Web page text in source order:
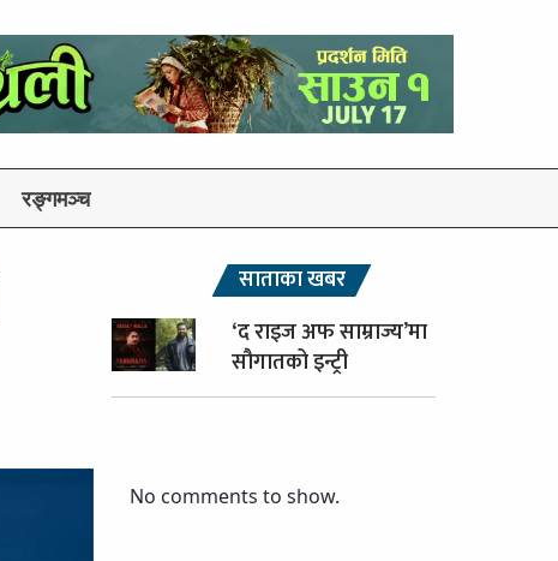
रङ्गमञ्च
साताका खबर
‘द राइज अफ साम्राज्य’मा
सौगातको इन्ट्री
No comments to show.